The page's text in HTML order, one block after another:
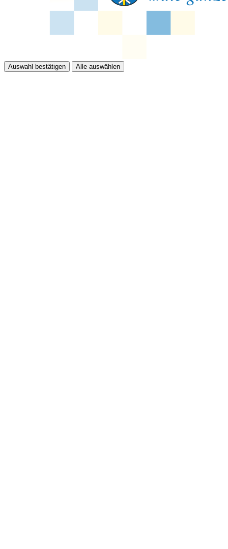
Auswahl bestätigen Alle auswählen